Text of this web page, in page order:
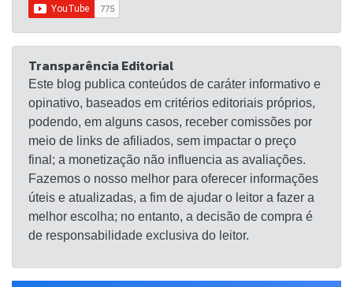
Transparência Editorial
Este blog publica conteúdos de caráter informativo e
opinativo, baseados em critérios editoriais próprios,
podendo, em alguns casos, receber comissões por
meio de links de afiliados, sem impactar o preço
final; a monetização não influencia as avaliações.
Fazemos o nosso melhor para oferecer informações
úteis e atualizadas, a fim de ajudar o leitor a fazer a
melhor escolha; no entanto, a decisão de compra é
de responsabilidade exclusiva do leitor.